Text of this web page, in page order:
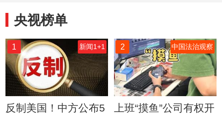
央视榜单
1 新闻1+1
反制美国！中方公布5
2 中国法治观察
上班“摸鱼”公司有权开